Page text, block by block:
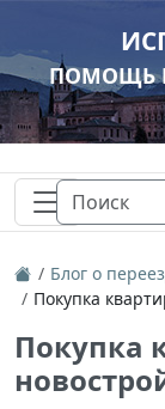
ПОМОЩЬ
Блог о
Покупка
Покупка